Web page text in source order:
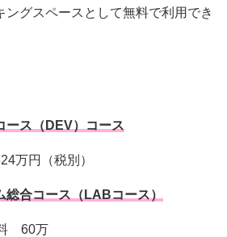
ングスペースとして無料で利用でき
ース（DEV）コース
万円（税別）
合コース（LABコース）
60万